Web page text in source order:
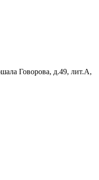
Говорова, д.49, лит.А,